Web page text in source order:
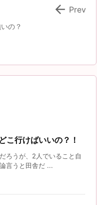
の？
 Prev
こ行けばいいの？！
ろうが、2人でいること自
言うと田舎だ ...